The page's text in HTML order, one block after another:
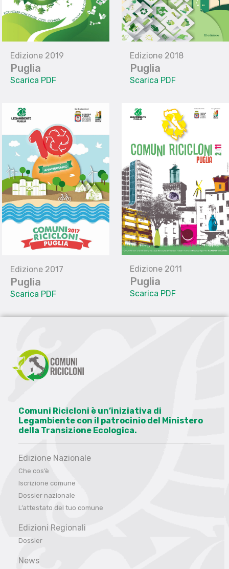
Edizione 2019
Puglia
Scarica PDF
Edizione 2018
Puglia
Scarica PDF
Edizione 2017
Puglia
Scarica PDF
Edizione 2011
Puglia
Scarica PDF
Comuni Ricicloni è un’iniziativa di
Legambiente con il patrocinio del Ministero
della Transizione Ecologica.
Edizione Nazionale
Che cos’è
Iscrizione comune
Dossier nazionale
L’attestato del tuo comune
Edizioni Regionali
Dossier
News